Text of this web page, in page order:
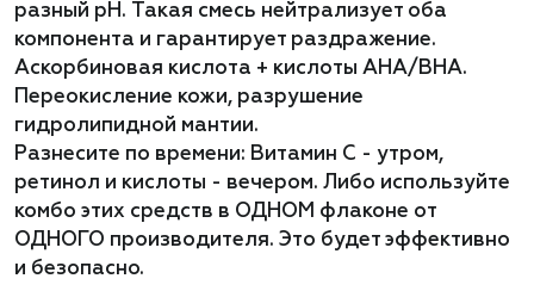
разный pH. Такая смесь нейтрализует оба
компонента и гарантирует раздражение.
Аскорбиновая кислота + кислоты AHA/BHA.
Переокисление кожи, разрушение
гидролипидной мантии.
Разнесите по времени: Витамин C - утром,
ретинол и кислоты - вечером. Либо используйте
комбо этих средств в ОДНОМ флаконе от
ОДНОГО производителя. Это будет эффективно
и безопасно.